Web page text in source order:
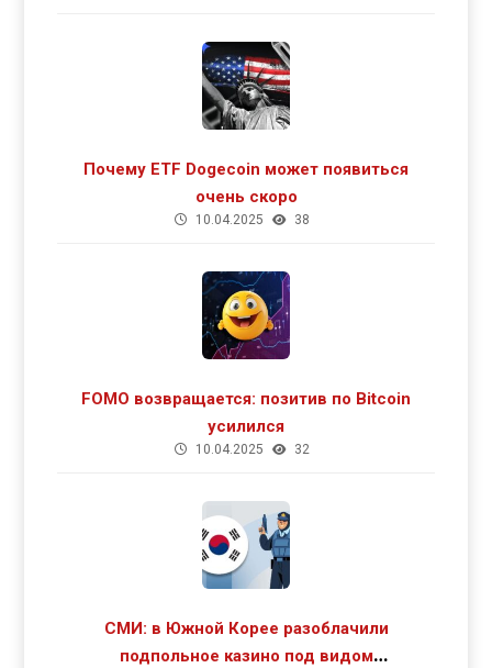
Почему ETF Dogecoin может появиться
очень скоро
10.04.2025 38
FOMO возвращается: позитив по Bitcoin
усилился
10.04.2025 32
СМИ: в Южной Корее разоблачили
подпольное казино под видом